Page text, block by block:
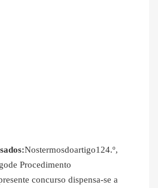
Nostermosdoartigo124.º,
Procedimento
concurso dispensa‐se a